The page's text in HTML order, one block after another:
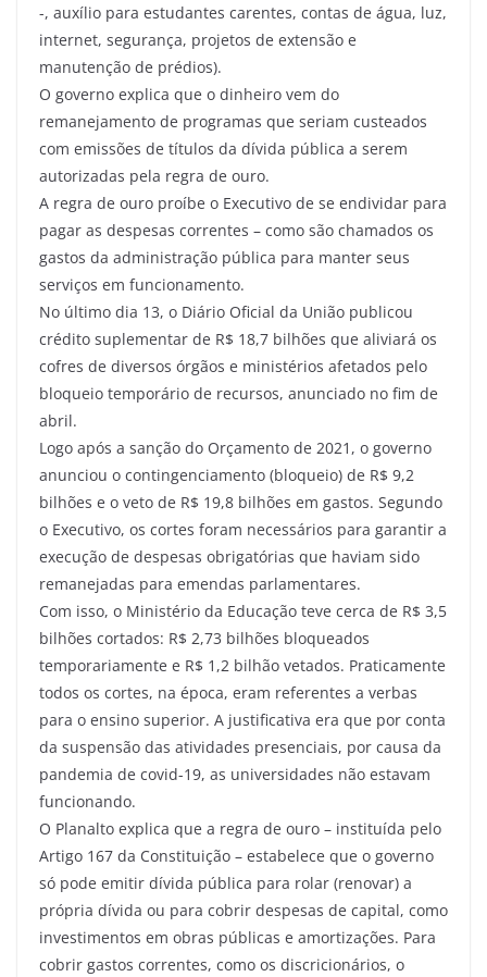
-, auxílio para estudantes carentes, contas de água, luz,
internet, segurança, projetos de extensão e
manutenção de prédios).
O governo explica que o dinheiro vem do
remanejamento de programas que seriam custeados
com emissões de títulos da dívida pública a serem
autorizadas pela regra de ouro.
A regra de ouro proíbe o Executivo de se endividar para
pagar as despesas correntes – como são chamados os
gastos da administração pública para manter seus
serviços em funcionamento.
No último dia 13, o Diário Oficial da União publicou
crédito suplementar de R$ 18,7 bilhões que aliviará os
cofres de diversos órgãos e ministérios afetados pelo
bloqueio temporário de recursos, anunciado no fim de
abril.
Logo após a sanção do Orçamento de 2021, o governo
anunciou o contingenciamento (bloqueio) de R$ 9,2
bilhões e o veto de R$ 19,8 bilhões em gastos. Segundo
o Executivo, os cortes foram necessários para garantir a
execução de despesas obrigatórias que haviam sido
remanejadas para emendas parlamentares.
Com isso, o Ministério da Educação teve cerca de R$ 3,5
bilhões cortados: R$ 2,73 bilhões bloqueados
temporariamente e R$ 1,2 bilhão vetados. Praticamente
todos os cortes, na época, eram referentes a verbas
para o ensino superior. A justificativa era que por conta
da suspensão das atividades presenciais, por causa da
pandemia de covid-19, as universidades não estavam
funcionando.
O Planalto explica que a regra de ouro – instituída pelo
Artigo 167 da Constituição – estabelece que o governo
só pode emitir dívida pública para rolar (renovar) a
própria dívida ou para cobrir despesas de capital, como
investimentos em obras públicas e amortizações. Para
cobrir gastos correntes, como os discricionários, o